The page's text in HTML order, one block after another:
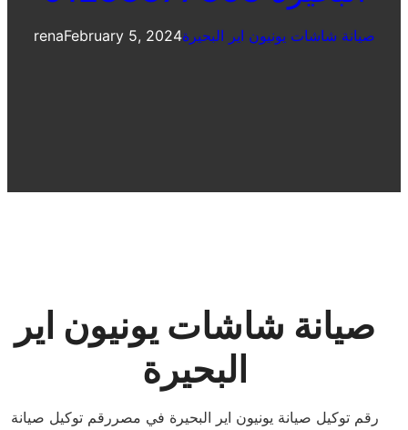
renaFebruary 5, 2024صيانة شاشات يونيون اير البحيرة
صيانة شاشات يونيون اير
البحيرة
رقم توكيل صيانة يونيون اير البحيرة في مصررقم توكيل صيانة